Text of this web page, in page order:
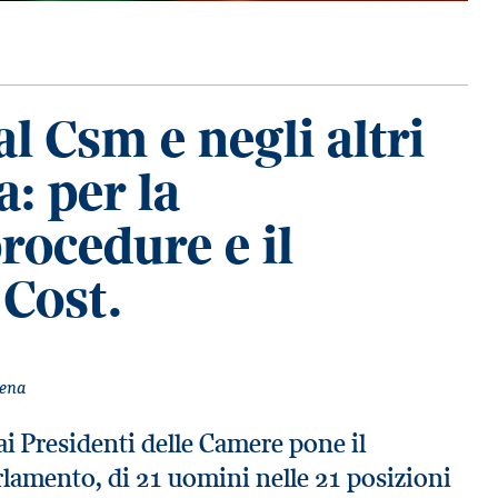
Csm e negli altri
per la
e il
Presidenti delle Camere pone il
di 21 uomini nelle 21 posizioni